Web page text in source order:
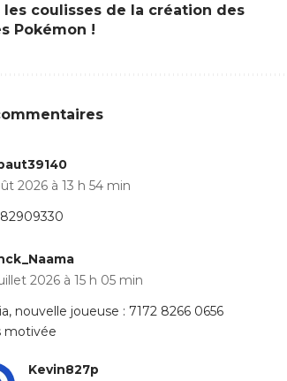
les coulisses de la création des
Pokémon !
2026 à 13 h 54 min
2026 à 15 h 05 min
nouvelle joueuse : 7172 8266 0656
motivée
Kevin827p